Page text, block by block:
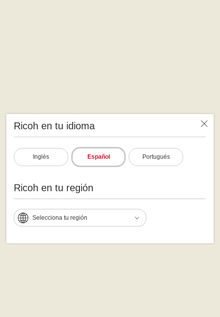
Ricoh en tu idioma
Inglés Español Portugués
Ricoh en tu región
Selecciona tu región